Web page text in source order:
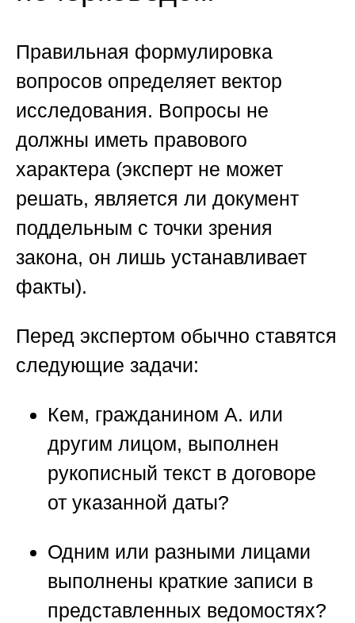
Правильная формулировка
вопросов определяет вектор
исследования. Вопросы не
должны иметь правового
характера (эксперт не может
решать, является ли документ
поддельным с точки зрения
закона, он лишь устанавливает
факты).
Перед экспертом обычно ставятся
следующие задачи:
Кем, гражданином А. или
другим лицом, выполнен
рукописный текст в договоре
от указанной даты?
Одним или разными лицами
выполнены краткие записи в
представленных ведомостях?